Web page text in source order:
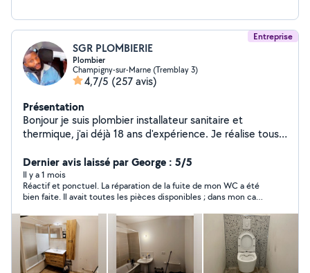
soin et professionnalisme. Zéro sept 73435203
Entreprise
SGR PLOMBIERIE
Plombier
Champigny-sur-Marne (Tremblay 3)
4,7/5 (257 avis)
Présentation
Bonjour je suis plombier installateur sanitaire et
thermique, j'ai déjà 18 ans d'expérience. Je réalise tous
receveur douche, lavabo, WC, radiateur, évier cuisine,
recherche de fuite, fonte, carrelage, peinture, chaudière
etc.. réparation de fuites.. N'existait pas me contacter
je suis disponible
Dernier avis laissé par George : 5/5
Il y a 1 mois
Réactif et ponctuel. La réparation de la fuite de mon WC a été
bien faite. Il avait toutes les pièces disponibles ; dans mon cas,